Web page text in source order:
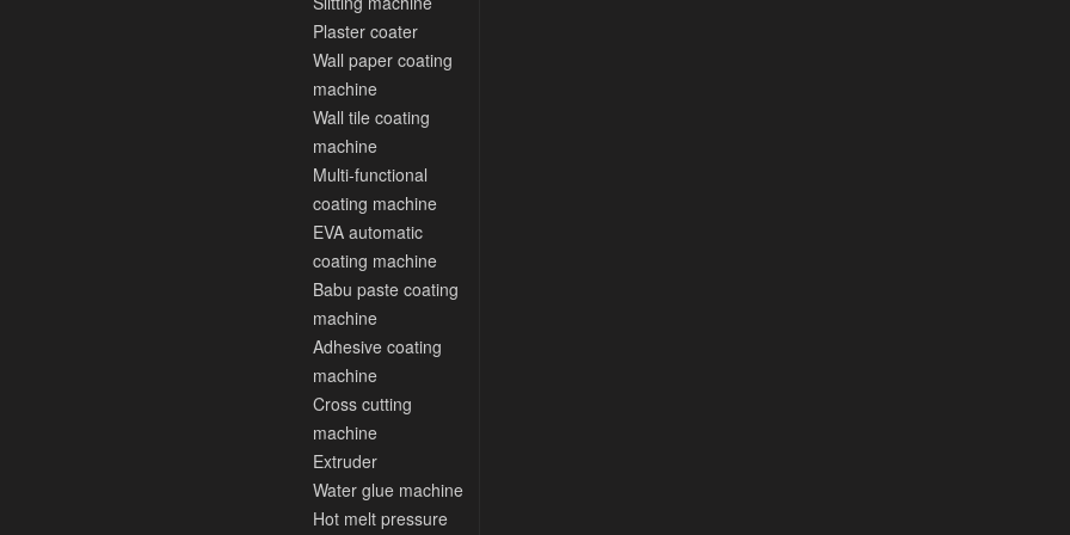
Plaster coater
Wall paper coating
machine
Wall tile coating
machine
Multi-functional
coating machine
EVA automatic
coating machine
Babu paste coating
machine
Adhesive coating
machine
Cross cutting
machine
Extruder
Water glue machine
Hot melt pressure